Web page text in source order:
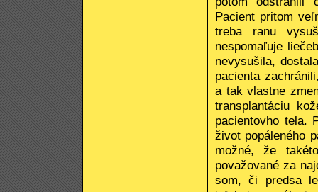
Pacient pritom
treba ranu
nespomaľuje
nevysušila,
pacienta
a tak vlastne
transplantáciu
pacientovho tela.
život popáleného
možné, že
považované za
som, či predsa